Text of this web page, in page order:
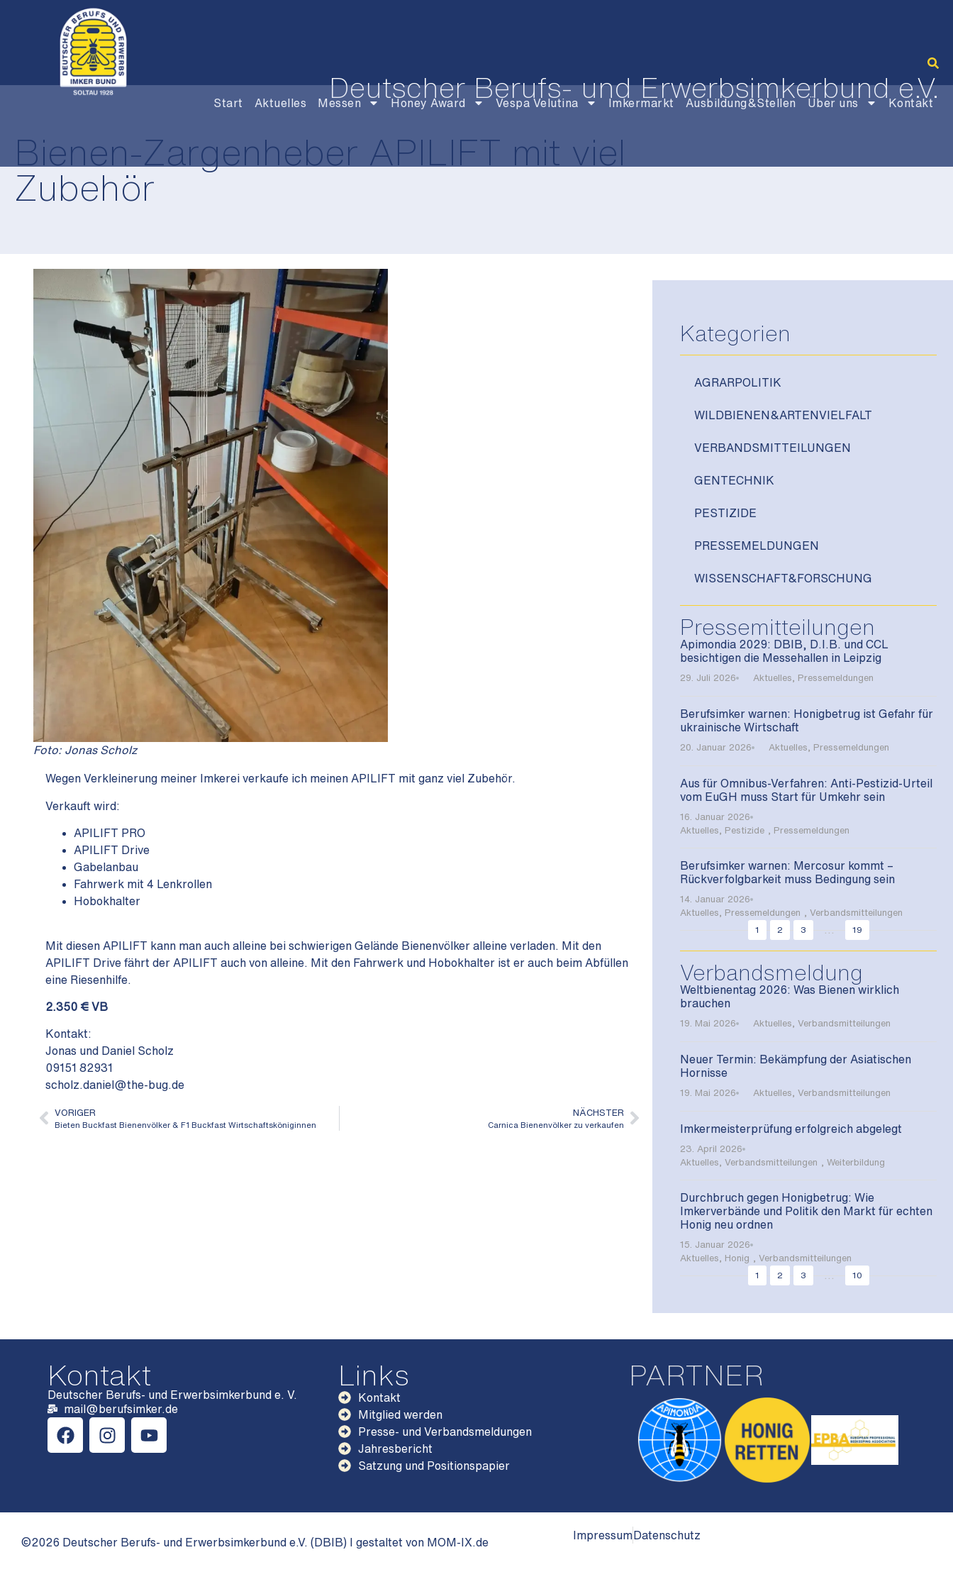
Deutscher Berufs- und Erwerbsimkerbund e.V.
Start Aktuelles Messen Honey Award Vespa Velutina Imkermarkt Ausbildung&Stellen Über uns Kontakt
Bienen-Zargenheber APILIFT mit viel
Zubehör
Foto: Jonas Scholz
Wegen Verkleinerung meiner Imkerei verkaufe ich meinen APILIFT mit ganz viel Zubehör.
Verkauft wird:
APILIFT PRO
APILIFT Drive
Gabelanbau
Fahrwerk mit 4 Lenkrollen
Hobokhalter
Mit diesen APILIFT kann man auch alleine bei schwierigen Gelände Bienenvölker alleine verladen. Mit den
APILIFT Drive fährt der APILIFT auch von alleine. Mit den Fahrwerk und Hobokhalter ist er auch beim Abfüllen
eine Riesenhilfe.
2.350 € VB
Kontakt:
Jonas und Daniel Scholz
09151 82931
scholz.daniel@the-bug.de
VORIGER
Bieten Buckfast Bienenvölker & F1 Buckfast Wirtschaftsköniginnen
NÄCHSTER
Carnica Bienenvölker zu verkaufen
Kategorien
AGRARPOLITIK
WILDBIENEN&ARTENVIELFALT
VERBANDSMITTEILUNGEN
GENTECHNIK
PESTIZIDE
PRESSEMELDUNGEN
WISSENSCHAFT&FORSCHUNG
Pressemitteilungen
Apimondia 2029: DBIB, D.I.B. und CCL
besichtigen die Messehallen in Leipzig
29. Juli 2026 Aktuelles Pressemeldungen
Berufsimker warnen: Honigbetrug ist Gefahr für
ukrainische Wirtschaft
20. Januar 2026 Aktuelles Pressemeldungen
Aus für Omnibus-Verfahren: Anti-Pestizid-Urteil
vom EuGH muss Start für Umkehr sein
16. Januar 2026
Aktuelles
Pestizide Pressemeldungen
Berufsimker warnen: Mercosur kommt –
Rückverfolgbarkeit muss Bedingung sein
14. Januar 2026
Aktuelles
Pressemeldungen ,Verbandsmitteilungen
1
2 3 19
Verbandsmeldung
Weltbienentag 2026: Was Bienen wirklich
brauchen
19. Mai 2026 Aktuelles ,Verbandsmitteilungen
Neuer Termin: Bekämpfung der Asiatischen
Hornisse
19. Mai 2026 Aktuelles ,Verbandsmitteilungen
Imkermeisterprüfung erfolgreich abgelegt
23. April 2026
Aktuelles ,Verbandsmitteilungen ,Weiterbildung
Durchbruch gegen Honigbetrug: Wie
Imkerverbände und Politik den Markt für echten
Honig neu ordnen
15. Januar 2026
Aktuelles
Honig ,Verbandsmitteilungen
1
2 3 10
Kontakt
Deutscher Berufs- und Erwerbsimkerbund e. V.
mail@berufsimker.de
Links
Kontakt
Mitglied werden
Presse- und Verbandsmeldungen
Jahresbericht
Satzung und Positionspapier
PARTNER
©2026 Deutscher Berufs- und Erwerbsimkerbund e.V. (DBIB) I gestaltet von MOM-IX.de
Impressum Datenschutz